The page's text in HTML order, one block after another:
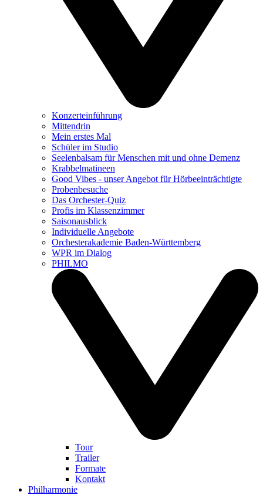
Konzerteinführung
Mittendrin
Mein erstes Mal
Schüler im Studio
Seelenbalsam für Menschen mit und ohne Demenz
Krabbelmatineen
Good Vibes - unser Angebot für Hörbeeinträchtigte
Probenbesuche
Das Orchester-Quiz
Profis im Klassenzimmer
Saisonausblick
Individuelle Angebote
Orchesterakademie Baden-Württemberg
WPR im Dialog
PHILMO
Tour
Trailer
Formate
Kontakt
Philharmonie